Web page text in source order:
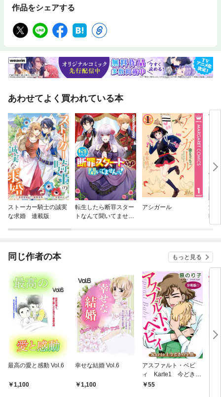
作品をシェアする
あわせてよく買われている本
ストーカー騎士の誠実
な求婚 連載版
転生したら断罪スター
トなんて聞いてません
アシガール
淡
時
同じ作者の本 もっと見る
最高の愛と感動 Vol.6
1,100
幸せな結婚 Vol.6
1,100
アスファルト・ベビ
ィ Karte1 今どきの
子供 分冊版1
55